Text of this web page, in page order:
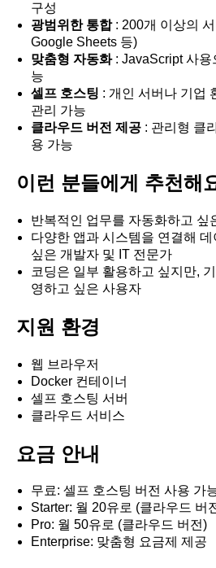
구성
광범위한 통합: 200개 이상의
Google Sheets 등)
맞춤형 자동화: JavaScript 사용
능
셀프 호스팅 : 개인 서버나 기업
관리 가능
클라우드 버전 제공 : 관리형 클
용 가능
이런 분들에게 추천해
반복적인 업무를 자동화하고 싶
다양한 앱과 시스템을 연결해
싶은 개발자 및 IT 전문가
코딩은 일부 활용하고 싶지만,
영하고 싶은 사용자
지원 환경
웹 브라우저
Docker 컨테이너
셀프 호스팅 서버
클라우드 서비스
요금 안내
무료: 셀프 호스팅 버전 사용 가
Starter: 월 20유로 (클라우드 버
Pro: 월 50유로 (클라우드 버전)
Enterprise: 맞춤형 요금제 제공